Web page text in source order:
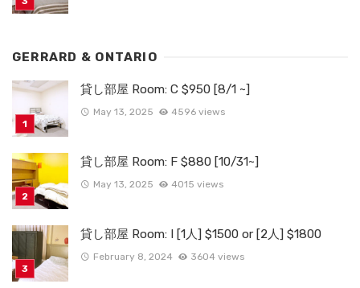
GERRARD & ONTARIO
貸し部屋 Room: C $950 [8/1 ~]
May 13, 2025 4596 views
貸し部屋 Room: F $880 [10/31~]
May 13, 2025 4015 views
貸し部屋 Room: I [1人] $1500 or [2人] $1800
February 8, 2024 3604 views